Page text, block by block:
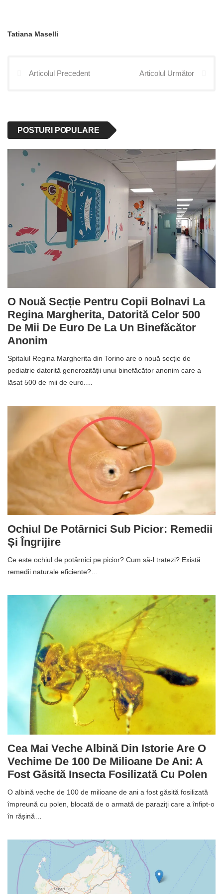
Tatiana Maselli
Articolul Precedent Articolul Următor
POSTURI POPULARE
O Nouă Secție Pentru Copii Bolnavi La
Regina Margherita, Datorită Celor 500
De Mii De Euro De La Un Binefăcător
Anonim
Spitalul Regina Margherita din Torino are o nouă secție de
pediatrie datorită generozității unui binefăcător anonim care a
lăsat 500 de mii de euro.…
Ochiul De Potârnici Sub Picior: Remedii
Și Îngrijire
Ce este ochiul de potârnici pe picior? Cum să-l tratezi? Există
remedii naturale eficiente?…
Cea Mai Veche Albină Din Istorie Are O
Vechime De 100 De Milioane De Ani: A
Fost Găsită Insecta Fosilizată Cu Polen
O albină veche de 100 de milioane de ani a fost găsită fosilizată
împreună cu polen, blocată de o armată de paraziți care a înfipt-o
în rășină…